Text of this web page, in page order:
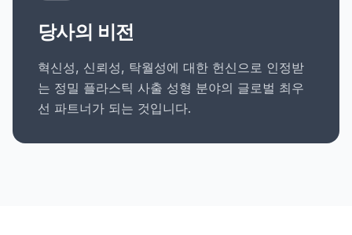
당사의 비전
혁신성, 신뢰성, 탁월성에 대한 헌신으로 인정받
는 정밀 플라스틱 사출 성형 분야의 글로벌 최우
선 파트너가 되는 것입니다.